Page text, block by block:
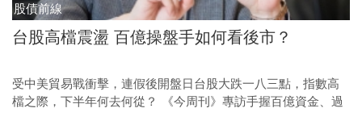
股債前線
台股高檔震盪 百億操盤手如何看後市？
受中美貿易戰衝擊，連假後開盤日台股大跌一八三點，指數高
檔之際，下半年何去何從？ 《今周刊》專訪手握百億資金、過